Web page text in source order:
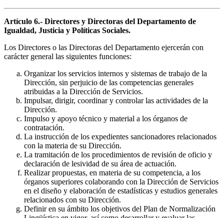
Artículo 6.- Directores y Directoras del Departamento de
Igualdad, Justicia y Políticas Sociales.
Los Directores o las Directoras del Departamento ejercerán con
carácter general las siguientes funciones:
Organizar los servicios internos y sistemas de trabajo de la
Dirección, sin perjuicio de las competencias generales
atribuidas a la Dirección de Servicios.
Impulsar, dirigir, coordinar y controlar las actividades de la
Dirección.
Impulso y apoyo técnico y material a los órganos de
contratación.
La instrucción de los expedientes sancionadores relacionados
con la materia de su Dirección.
La tramitación de los procedimientos de revisión de oficio y
declaración de lesividad de su área de actuación.
Realizar propuestas, en materia de su competencia, a los
órganos superiores colaborando con la Dirección de Servicios
en el diseño y elaboración de estadísticas y estudios generales
relacionados con su Dirección.
Definir en su ámbito los objetivos del Plan de Normalización